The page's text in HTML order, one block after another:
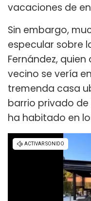
vacaciones de en
Sin embargo,
especular sobre
Fernández,
vecino se vería
tremenda casa
barrio privado de
ha habitado en